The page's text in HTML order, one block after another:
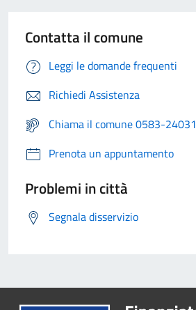
Contatta il comune
Leggi le domande frequenti
Richiedi Assistenza
Chiama il comune 0583-24031
Prenota un appuntamento
Problemi in città
Segnala disservizio